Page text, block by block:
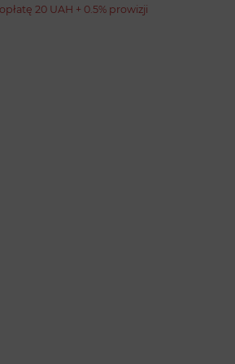
opłatę 20 UAH + 0.5% prowizji